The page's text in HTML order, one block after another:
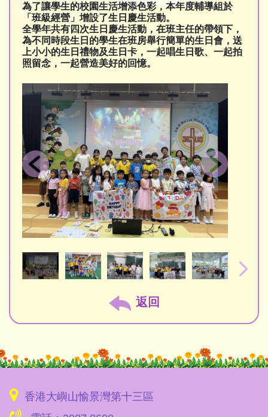
為了讓學生的校園生活增添色彩，本年度輔導組於
「班級經營」增設了生日慶生活動。
全學年共有四次生日慶生活動，在班主任的帶領下，
為不同時段生日的學生在班房舉行簡單的生日會，送
上小小的生日禮物及生日卡，一起唱生日歌、一起拍
照留念，一起營造美好的回憶。
返回
香港大嶼山愉景灣第十三區